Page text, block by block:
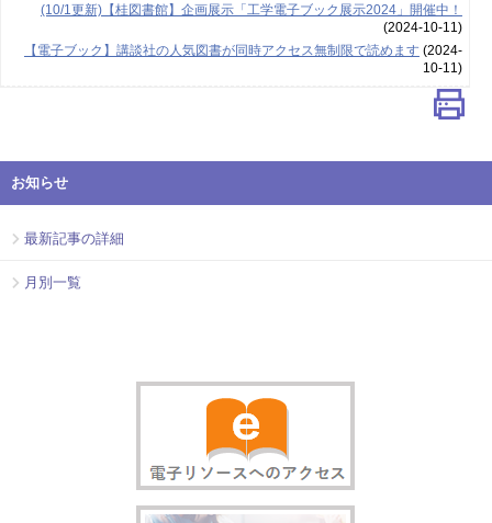
(10/1更新)【桂図書館】企画展示「工学電子ブック展示2024」開催中！
(2024-10-11)
【電子ブック】講談社の人気図書が同時アクセス無制限で読めます(2024-
10-11)
お知らせ
最新記事の詳細
月別一覧